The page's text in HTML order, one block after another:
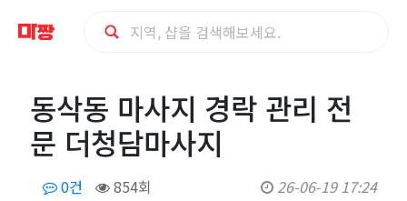
삭동삭동 마사지 경락 관리 전
문 더청담마사지
0건 854회 26-06-19 17:24